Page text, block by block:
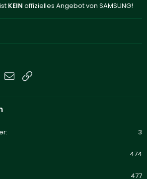
KEIN offizielles Angebot von SAMSUNG!
WhatsApp
E-Mail
3
474
477